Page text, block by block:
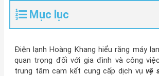
Mục lục
Điện lạnh Hoàng Khang hiểu rằng máy
quan trọng đối với gia đình và công
trung tâm cam kết cung cấp dịch vụvệ